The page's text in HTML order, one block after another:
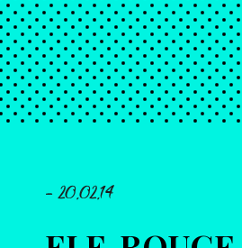
- 20.02.14